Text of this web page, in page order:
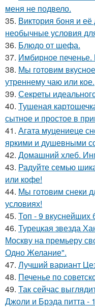
меня не подвело.
35. Виктория боня и
необычные условия
36. Блюдо от шефа.
37. Имбирное печенье.
38. Мы готовим
утреннему чаю или кое.
39. Секреты
40. Тушеная
сытное и простое в
41. Агата муцениеце
яркими и душевными
42. Домашний хлеб.
43. Радуйте семью
или кофе!
44. Мы готовим снеки
условиях!
45. Топ - 9 вкуснейших
46. Турецкая звезда
Москву на премьеру
Одно Желание".
47. Лучший вариант
48. Печенье по
49. Так сейчас
Джоли и Брэда питта -